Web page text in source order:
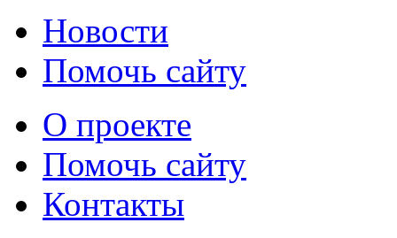
Новости
Помочь сайту
О проекте
Помочь сайту
Контакты